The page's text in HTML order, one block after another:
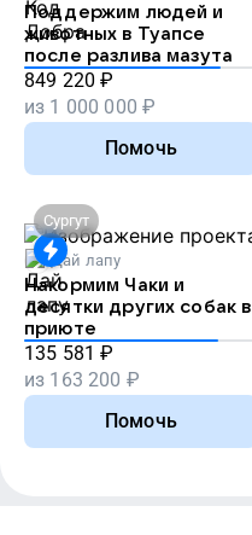
Поддержим людей и
животных в Туапсе
после разлива мазута
849 220 ₽
из 1 000 000 ₽
Помочь
Сургут
Дай лапу
Накормим Чаки и
десятки других собак в
приюте
135 581 ₽
из 163 200 ₽
Помочь